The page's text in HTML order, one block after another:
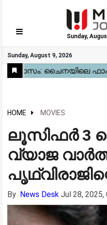
Sunday,
Sunday, August 9, 2026
GO
Home
Kerala
National
Gulf
World
Sports
Movies
Health
Automobile
Travel
Education
Novel
Business
Technology
Webstory
HOME MOVIES
ലൂസിഫർ 3
വ്യാജ
By News Desk Jul 28, 2025,